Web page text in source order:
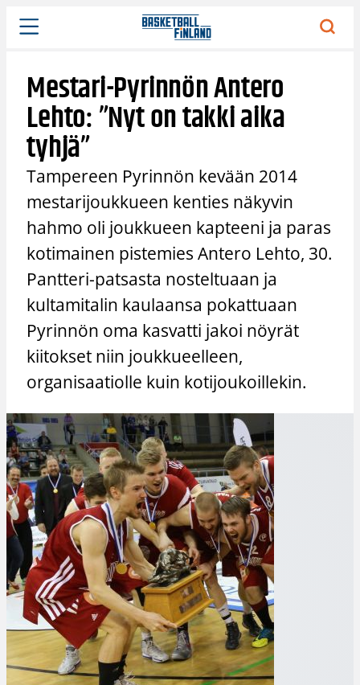
Siirry
sisältöön
Mestari-Pyrinnön Antero
Lehto: ”Nyt on takki aika
tyhjä”
Tampereen Pyrinnön kevään 2014
mestarijoukkueen kenties näkyvin
hahmo oli joukkueen kapteeni ja paras
kotimainen pistemies Antero Lehto, 30.
Pantteri-patsasta nosteltuaan ja
kultamitalin kaulaansa pokattuaan
Pyrinnön oma kasvatti jakoi nöyrät
kiitokset niin joukkueelleen,
organisaatiolle kuin kotijoukoillekin.